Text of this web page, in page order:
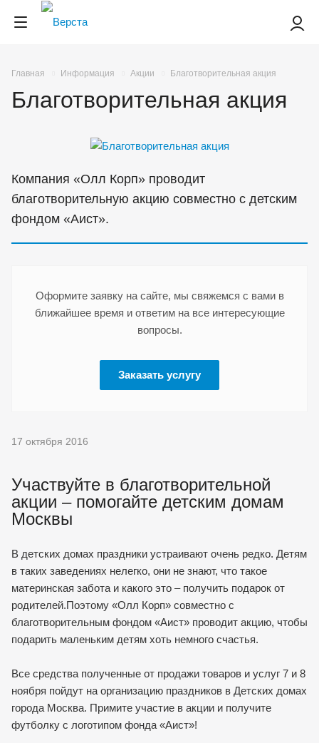
Главная Информация Акции Благотворительная акция
Благотворительная акция
Компания «Олл Корп» проводит
благотворительную акцию cовместно с детским
фондом «Аист».
Оформите заявку на сайте, мы свяжемся с вами в
ближайшее время и ответим на все интересующие
вопросы.
Заказать услугу
17 октября 2016
Участвуйте в благотворительной
акции – помогайте детским домам
Москвы
В детских домах праздники устраивают очень редко. Детям
в таких заведениях нелегко, они не знают, что такое
материнская забота и какого это – получить подарок от
родителей.Поэтому «Олл Корп» совместно с
благотворительным фондом «Аист» проводит акцию, чтобы
подарить маленьким детям хоть немного счастья.
Все средства полученные от продажи товаров и услуг 7 и 8
ноября пойдут на организацию праздников в Детских домах
города Москва. Примите участие в акции и получите
футболку с логотипом фонда «Аист»!